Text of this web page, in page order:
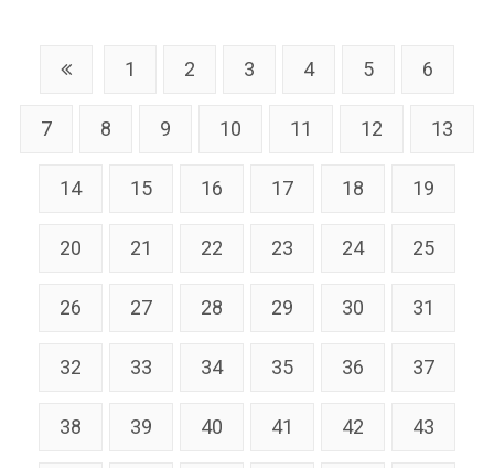
1 2 3 4 5 6
7 8 9 10 11 12 13
14 15 16 17 18 19
20 21 22 23 24 25
26 27 28 29 30 31
32 33 34 35 36 37
38 39 40 41 42 43